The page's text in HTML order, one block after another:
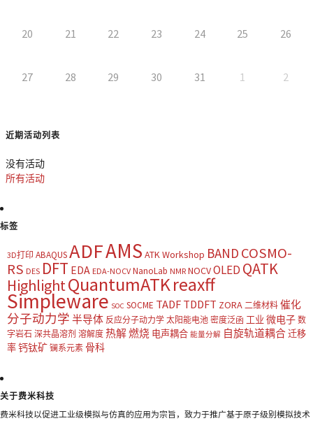
20 21 22 23 24 25 26
27 28 29 30 31 1 2
近期活动列表
没有活动
所有活动
标签
3D打印 ABAQUSADFAMS ATK Workshop BAND COSMO-
RS DES DFT EDA EDA-NOCV NanoLab NMR NOCVOLED QATK
HighlightQuantumATKreaxff
Simpleware SOC SOCME TADF TDDFT ZORA 二维材料 催化
分子动力学 半导体 反应分子动力学 太阳能电池 密度泛函 工业 微电子 数
字岩石 深共晶溶剂 溶解度 热解燃烧 电声耦合 能量分解 自旋轨道耦合迁移
率钙钛矿 镧系元素 骨科
关于费米科技
费米科技以促进工业级模拟与仿真的应用为宗旨，致力于推广基于原子级别模拟技术